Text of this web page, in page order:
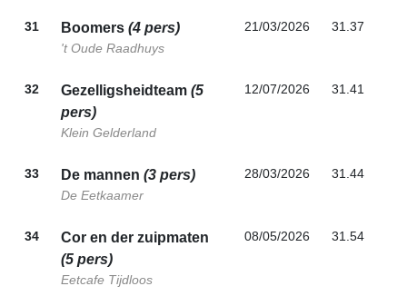
31 Boomers (4 pers)
't Oude Raadhuys
21/03/2026 31.37
32 Gezelligsheidteam (5
pers)
Klein Gelderland
12/07/2026 31.41
33 De mannen (3 pers)
De Eetkaamer
28/03/2026 31.44
34
Cor en der zuipmaten
(5 pers)
Eetcafe Tijdloos
08/05/2026 31.54